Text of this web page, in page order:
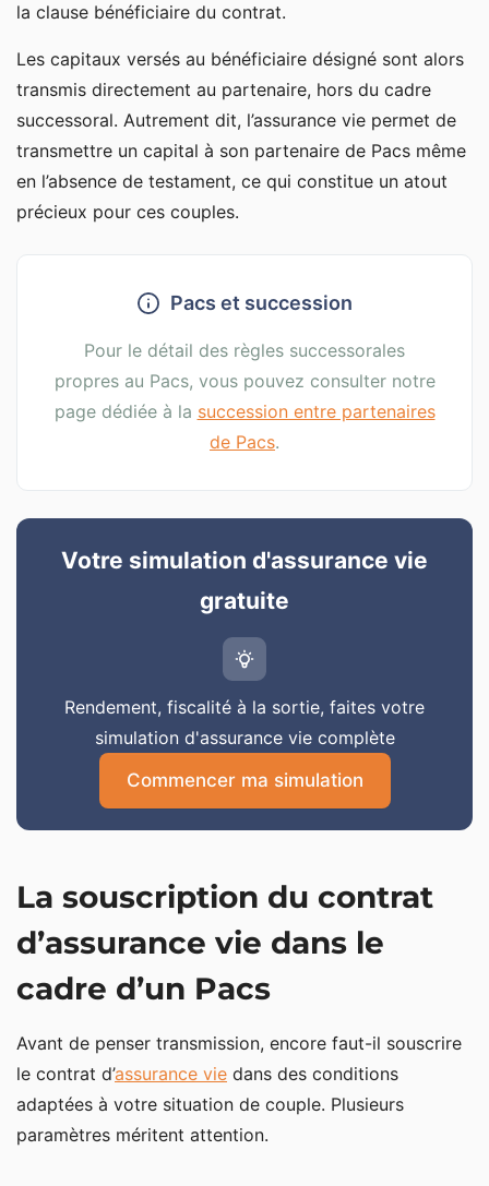
la clause bénéficiaire du contrat.
Les capitaux versés au bénéficiaire désigné sont alors
transmis directement au partenaire, hors du cadre
successoral. Autrement dit, l’assurance vie permet de
transmettre un capital à son partenaire de Pacs même
en l’absence de testament, ce qui constitue un atout
précieux pour ces couples.
Pacs et succession
Pour le détail des règles successorales
propres au Pacs, vous pouvez consulter notre
page dédiée à la succession entre partenaires
de Pacs.
Votre simulation d'assurance vie
gratuite
Rendement, fiscalité à la sortie, faites votre
simulation d'assurance vie complète
Commencer ma simulation
La souscription du contrat
d’assurance vie dans le
cadre d’un Pacs
Avant de penser transmission, encore faut-il souscrire
le contrat d’assurance vie dans des conditions
adaptées à votre situation de couple. Plusieurs
paramètres méritent attention.